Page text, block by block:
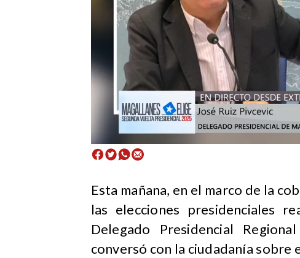
Esta mañana, en el marco de la
las elecciones presidenciales
Delegado Presidencial
conversó con la ciudadanía